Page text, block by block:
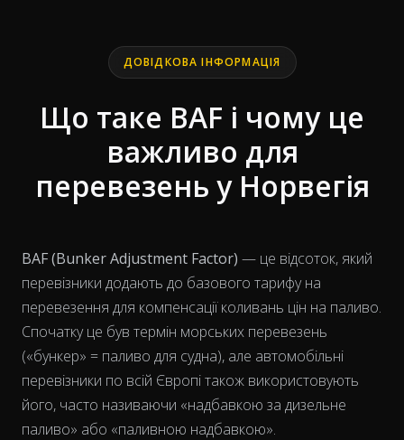
ДОВІДКОВА ІНФОРМАЦІЯ
Що таке BAF і чому це
важливо для
перевезень у Норвегія
BAF (Bunker Adjustment Factor) — це відсоток, який
перевізники додають до базового тарифу на
перевезення для компенсації коливань цін на паливо.
Спочатку це був термін морських перевезень
(«бункер» = паливо для судна), але автомобільні
перевізники по всій Європі також використовують
його, часто називаючи «надбавкою за дизельне
паливо» або «паливною надбавкою».